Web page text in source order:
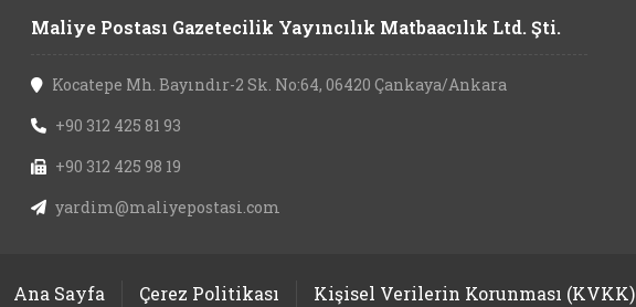
Maliye Postası Gazetecilik Yayıncılık Matbaacılık Ltd. Şti.
Kocatepe Mh. Bayındır-2 Sk. No:64, 06420 Çankaya/Ankara
+90 312 425 81 93
+90 312 425 98 19
yardim@maliyepostasi.com
Ana Sayfa Çerez Politikası Kişisel Verilerin Korunması (KVKK)